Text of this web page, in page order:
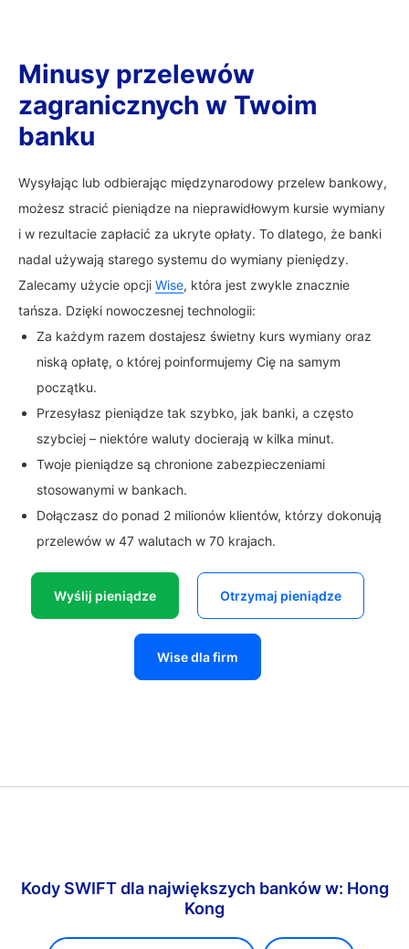
Minusy przelewów
zagranicznych w Twoim
banku
Wysyłając lub odbierając międzynarodowy przelew bankowy,
możesz stracić pieniądze na nieprawidłowym kursie wymiany
i w rezultacie zapłacić za ukryte opłaty. To dlatego, że banki
nadal używają starego systemu do wymiany pieniędzy.
Zalecamy użycie opcji Wise, która jest zwykle znacznie
tańsza. Dzięki nowoczesnej technologii:
Za każdym razem dostajesz świetny kurs wymiany oraz
niską opłatę, o której poinformujemy Cię na samym
początku.
Przesyłasz pieniądze tak szybko, jak banki, a często
szybciej – niektóre waluty docierają w kilka minut.
Twoje pieniądze są chronione zabezpieczeniami
stosowanymi w bankach.
Dołączasz do ponad 2 milionów klientów, którzy dokonują
przelewów w 47 walutach w 70 krajach.
Wyślij pieniądze Otrzymaj pieniądze
Wise dla firm
Kody SWIFT dla największych banków w: Hong
Kong